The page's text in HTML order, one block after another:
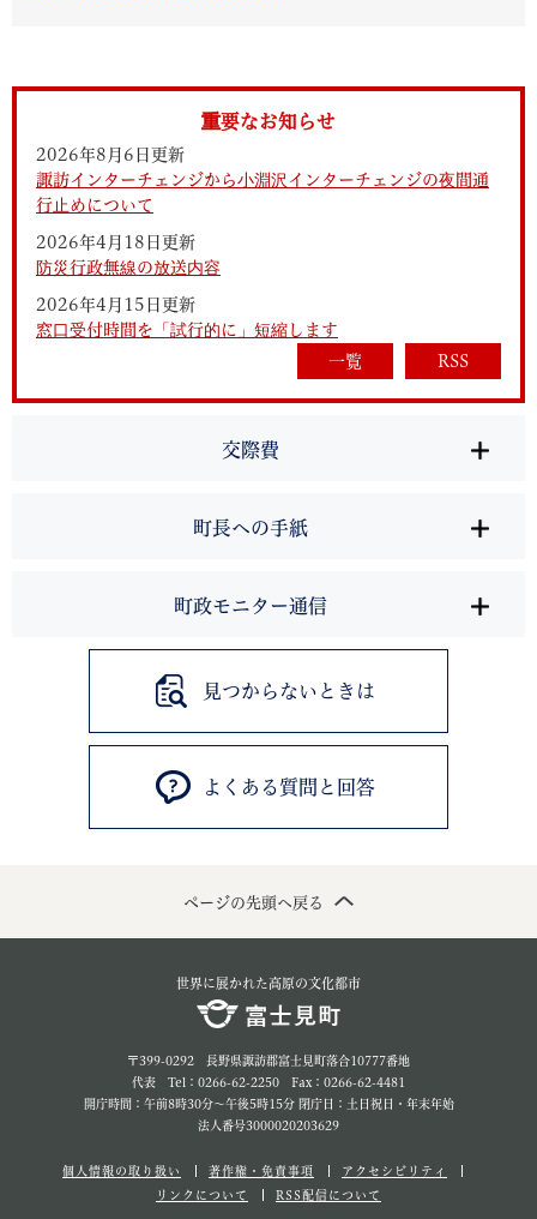
重要なお知らせ
2026年8月6日更新
諏訪インターチェンジから小淵沢インターチェンジの夜間通
行止めについて
2026年4月18日更新
防災行政無線の放送内容
2026年4月15日更新
窓口受付時間を「試行的に」短縮します
一覧
RSS
交際費
町長への手紙
町政モニター通信
見つからないときは
よくある質問と回答
ページの先頭へ戻る
世界に展かれた高原の文化都市
〒399-0292 長野県諏訪郡富士見町落合10777番地
代表 Tel：0266-62-2250 Fax：0266-62-4481
開庁時間：午前8時30分～午後5時15分 閉庁日：土日祝日・年末年始
法人番号3000020203629
個人情報の取り扱い 著作権・免責事項
アクセシビリティ
リンクについて
RSS配信について